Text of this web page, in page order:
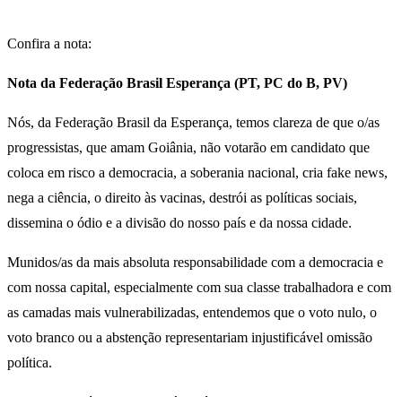
Confira a nota:
Nota da Federação Brasil Esperança (PT, PC do B, PV)
Nós, da Federação Brasil da Esperança, temos clareza de que o/as
progressistas, que amam Goiânia, não votarão em candidato que
coloca em risco a democracia, a soberania nacional, cria fake news,
nega a ciência, o direito às vacinas, destrói as políticas sociais,
dissemina o ódio e a divisão do nosso país e da nossa cidade.
Munidos/as da mais absoluta responsabilidade com a democracia e
com nossa capital, especialmente com sua classe trabalhadora e com
as camadas mais vulnerabilizadas, entendemos que o voto nulo, o
voto branco ou a abstenção representariam injustificável omissão
política.